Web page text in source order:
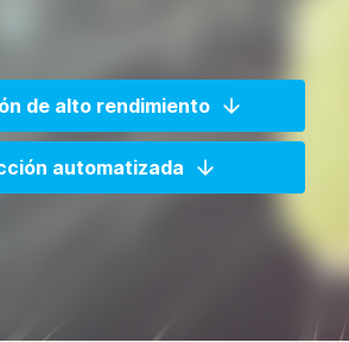
de alto rendimiento
automatizada